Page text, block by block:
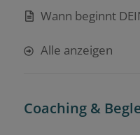
Wann beginnt
Alle anzeigen
Coaching &